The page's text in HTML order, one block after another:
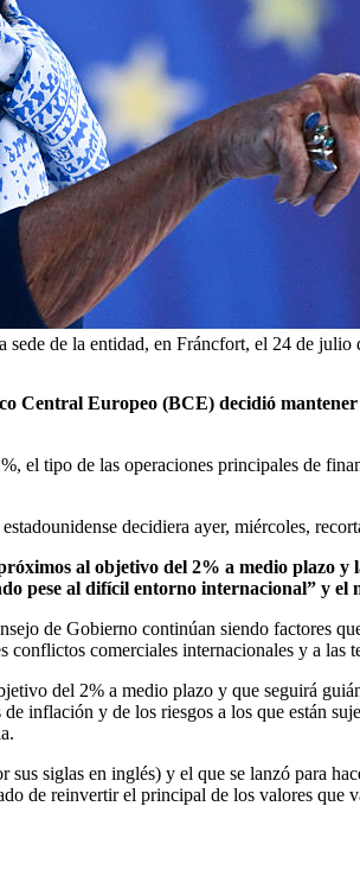
de la entidad, en Fráncfort, el 24 de
Europeo (BCE) decidió mantener
el tipo de las operaciones principales de
decidiera ayer, miércoles,
al objetivo del 2% a medio plazo
pese al difícil entorno internacional” y
de Gobierno continúan siendo factores
conflictos comerciales internacionales y a las
del 2% a medio plazo y que seguirá
inflación y de los riesgos a los que están
siglas en inglés) y el que se lanzó para
de reinvertir el principal de los valores que